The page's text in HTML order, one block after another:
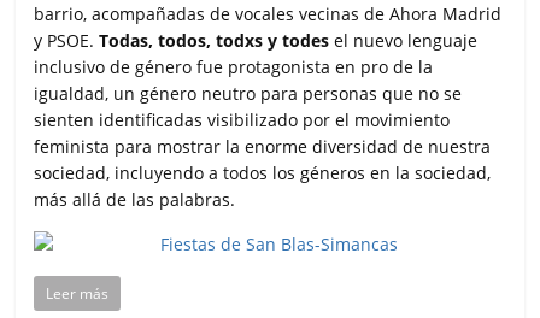
barrio, acompañadas de vocales vecinas de Ahora Madrid
y PSOE.Todas, todos, todxs y todes el nuevo lenguaje
inclusivo de género fue protagonista en pro de la
igualdad, un género neutro para personas que no se
sienten identificadas visibilizado por el movimiento
feminista para mostrar la enorme diversidad de nuestra
sociedad, incluyendo a todos los géneros en la sociedad,
más allá de las palabras.
Leer más